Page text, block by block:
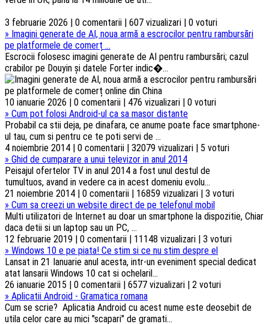
3 februarie 2026 | 0 comentarii | 607 vizualizari | 0 voturi
» Imagini generate de AI, noua armă a escrocilor pentru rambursări
pe platformele de comerț ...
Escrocii folosesc imagini generate de AI pentru rambursări; cazul
crabilor pe Douyin și datele Forter indic�...
10 ianuarie 2026 | 0 comentarii | 476 vizualizari | 0 voturi
» Cum pot folosi Android-ul ca sa masor distante
Probabil ca stii deja, pe dinafara, ce anume poate face smartphone-
ul tau, cum si pentru ce te poti servi de ...
4 noiembrie 2014 | 0 comentarii | 32079 vizualizari | 5 voturi
» Ghid de cumparare a unui televizor in anul 2014
Peisajul ofertelor TV in anul 2014 a fost unul destul de
tumultuos, avand in vedere ca in acest domeniu evolu...
21 noiembrie 2014 | 0 comentarii | 16859 vizualizari | 3 voturi
» Cum sa creezi un website direct de pe telefonul mobil
Multi utilizatori de Internet au doar un smartphone la dispozitie, Chiar
daca detii si un laptop sau un PC, ...
12 februarie 2019 | 0 comentarii | 11148 vizualizari | 3 voturi
» Windows 10 e pe piata! Ce stim si ce nu stim despre el
Lansat in 21 Ianuarie anul acesta, intr-un eveniment special dedicat
atat lansarii Windows 10 cat si ochelaril...
26 ianuarie 2015 | 0 comentarii | 6577 vizualizari | 2 voturi
» Aplicatii Android - Gramatica romana
Cum se scrie? Aplicatia Android cu acest nume este deosebit de
utila celor care au mici "scapari" de gramati...